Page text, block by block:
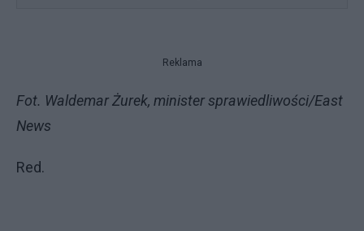
Reklama
Fot. Waldemar Żurek, minister sprawiedliwości/East
News
Red.